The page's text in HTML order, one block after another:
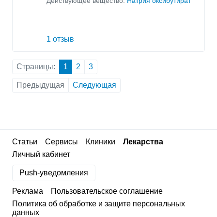
1 отзыв
Страницы: 1 2 3
Предыдущая Следующая
Статьи Сервисы Клиники
Лекарства
Личный кабинет
Push-уведомления
Реклама
Пользовательское соглашение
Политика об обработке и защите персональных
данных